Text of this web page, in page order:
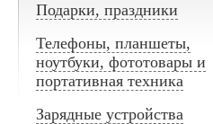
Подарки, праздники
Телефоны, планшеты,
ноутбуки, фототовары и
портативная техника
Зарядные устройства